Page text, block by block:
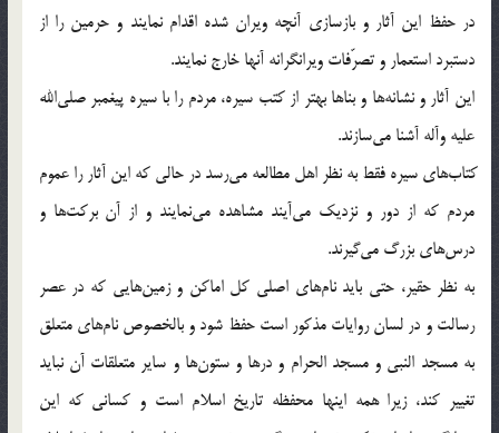
در حفظ این آثار و بازسازی آنچه ویران شده اقدام نمایند و حرمین را از
دستبرد استعمار و تصرّفات ویرانگرانه آنها خارج نمایند.
این آثار و نشانه‎ها و بناها بهتر از کتب سیره، مردم را با سیره پیغمبر صلی‎الله
علیه وآله آشنا می‎سازند.
کتاب‌های سیره فقط به نظر اهل مطالعه می‎رسد در حالی که این آثار را عموم
مردم که از دور و نزدیک می‎آیند مشاهده می‎نمایند و از آن برکت‌ها و
درس‌های بزرگ می‎گیرند.
به نظر حقیر، حتی باید نام‌های اصلی کل اماکن و زمین‌هایی که در عصر
رسالت و در لسان روایات مذکور است حفظ شود و بالخصوص نام‌های متعلق
به مسجد النبی و مسجد الحرام و در‌ها و ستون‌ها و سایر متعلقات آن نباید
تغییر کند، زیرا همه اینها محفظه تاریخ اسلام است و کسانی که این